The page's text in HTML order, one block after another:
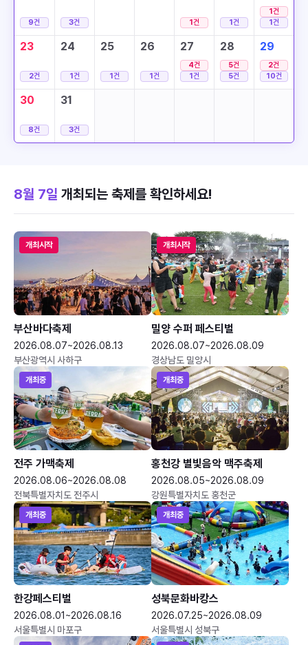
9건 3건 1건 1건
1건
1건
23
2건
24
1건
25
1건
26
1건
27
4건
1건
28
5건
5건
29
2건
10건
30
8건
31
3건
8월 7일 개최되는 축제를 확인하세요!
개최시작
부산바다축제
2026.08.07~2026.08.13
부산광역시 사하구
개최시작
밀양 수퍼 페스티벌
2026.08.07~2026.08.09
경상남도 밀양시
개최중
전주 가맥축제
2026.08.06~2026.08.08
전북특별자치도 전주시
개최중
홍천강 별빛음악 맥주축제
2026.08.05~2026.08.09
강원특별자치도 홍천군
개최중
한강페스티벌
2026.08.01~2026.08.16
서울특별시 마포구
개최중
성북문화바캉스
2026.07.25~2026.08.09
서울특별시 성북구